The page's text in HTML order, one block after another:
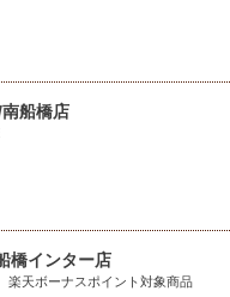
船橋店
橋インター店
天ボーナスポイント対象商品